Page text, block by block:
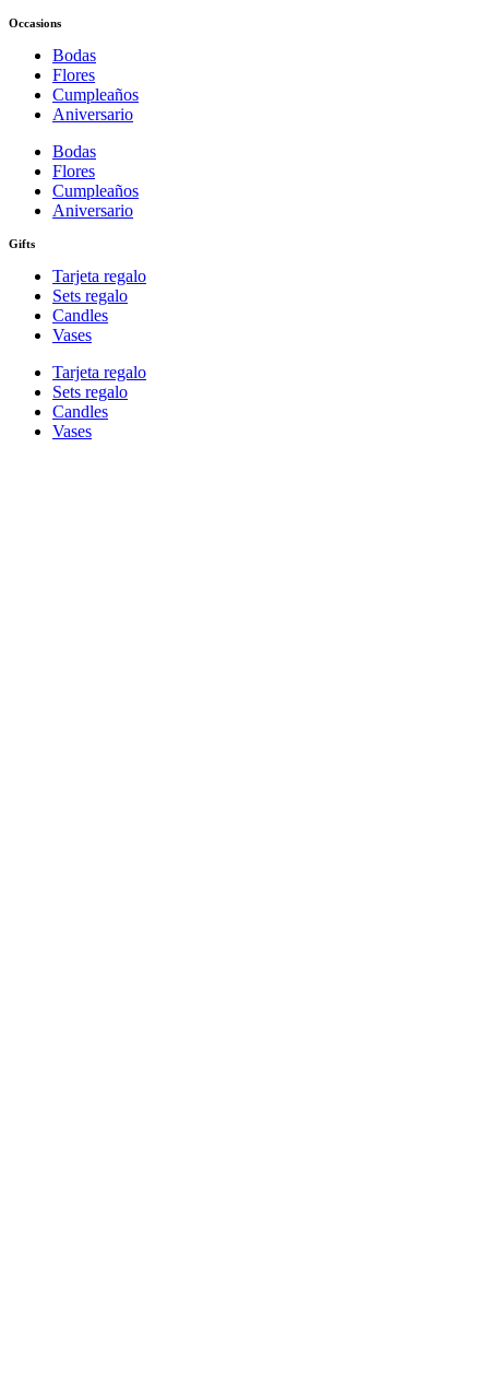
Occasions
Bodas
Flores
Cumpleaños
Aniversario
Bodas
Flores
Cumpleaños
Aniversario
Gifts
Tarjeta regalo
Sets regalo
Candles
Vases
Tarjeta regalo
Sets regalo
Candles
Vases